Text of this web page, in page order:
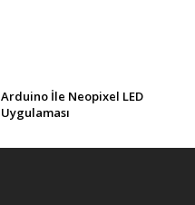
Arduino İle Neopixel LED
Uygulaması